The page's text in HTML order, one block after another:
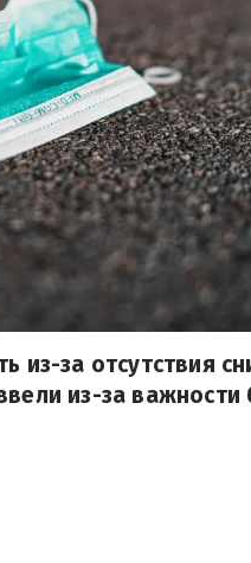
из-за отсутствия
из-за